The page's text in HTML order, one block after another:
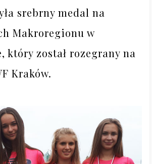
srebrny medal na
Makroregionu w
który został rozegrany na
Kraków.